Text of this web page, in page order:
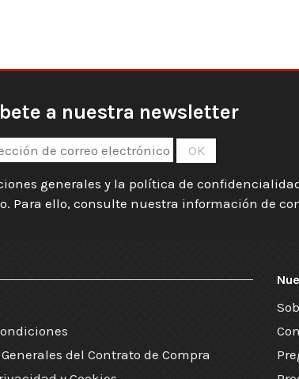
a nuestra newsletter
generales y la política de
Para ello, consulte nuestra información de
del Contrato de Compra